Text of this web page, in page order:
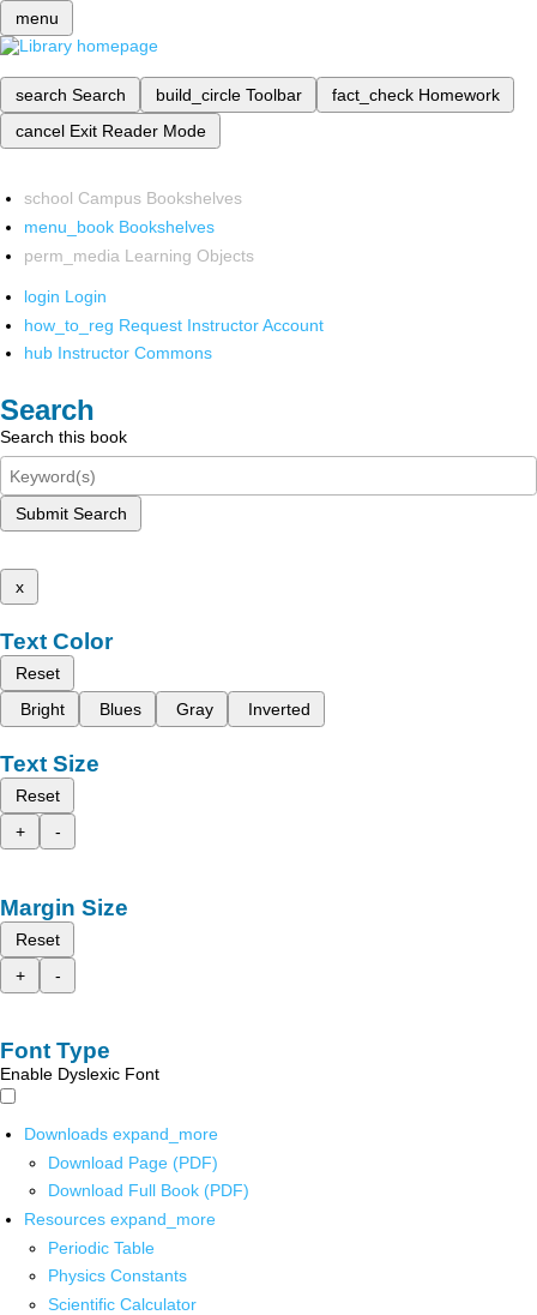
menu
search Search build_circle Toolbar fact_check Homework
cancel Exit Reader Mode
school Campus Bookshelves
menu_book Bookshelves
perm_media Learning Objects
login Login
how_to_reg Request Instructor Account
hub Instructor Commons
Search
Search this book
Submit Search
x
Text Color
Reset
Bright
Blues Gray Inverted
Text Size
Reset
+
-
Margin Size
Reset
+
-
Font Type
Enable Dyslexic Font
Downloads expand_more
Download Page (PDF)
Download Full Book (PDF)
Resources expand_more
Periodic Table
Physics Constants
Scientific Calculator